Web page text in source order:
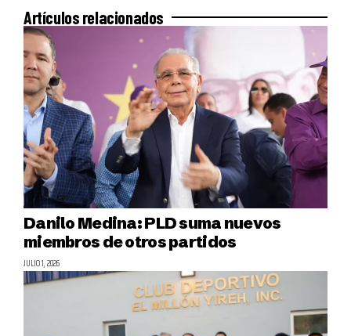
Artículos relacionados
Danilo Medina: PLD suma nuevos
miembros de otros partidos
JULIO 1, 2026